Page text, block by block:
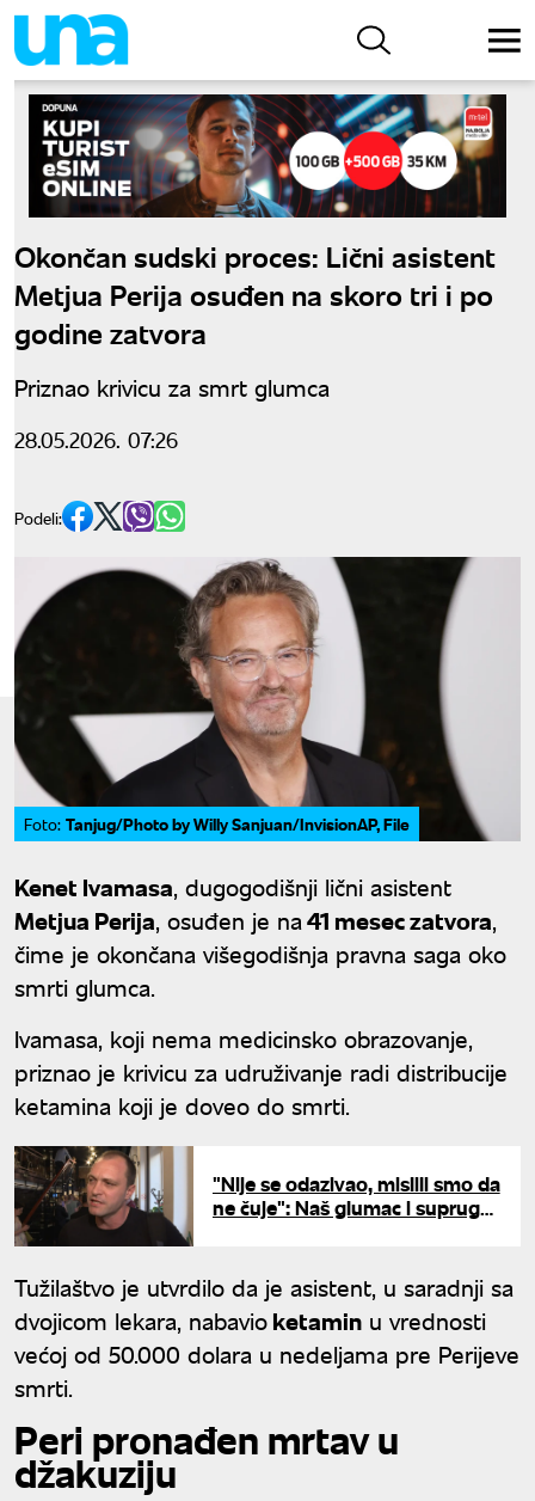
Okončan sudski proces: Lični asistent
Metjua Perija osuđen na skoro tri i po
godine zatvora
Priznao krivicu za smrt glumca
28.05.2026. 07:26
Podeli:
Foto: Tanjug/Photo by Willy Sanjuan/InvisionAP, File
Kenet Ivamasa, dugogodišnji lični asistent
Metjua Perija, osuđen je na41 mesec zatvora,
čime je okončana višegodišnja pravna saga oko
smrti glumca.
Ivamasa, koji nema medicinsko obrazovanje,
priznao je krivicu za udruživanje radi distribucije
ketamina koji je doveo do smrti.
"Nije se odazivao, mislili smo da
ne čuje": Naš glumac i supruga
Tužilaštvo je utvrdilo da je asistent, u saradnji sa
dvojicom lekara, nabavioketamin u vrednosti
većoj od 50.000 dolara u nedeljama pre Perijeve
smrti.
Peri pronađen mrtav u
džakuziju